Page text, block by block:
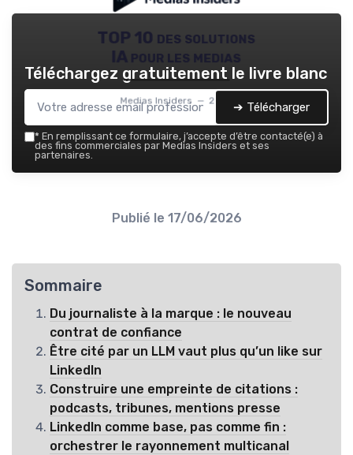
TOP 10 des solutions
IA pour les medias
Medias Insiders — 2026
Téléchargez gratuitement le livre blanc
➔ Télécharger
* En remplissant ce formulaire, j’accepte d’être contacté(e) à
des fins commerciales par Medias Insiders et ses
partenaires.
Publié le 17/06/2026
Sommaire
Du journaliste à la marque : le nouveau
contrat de confiance
Être cité par un LLM vaut plus qu’un like sur
LinkedIn
Construire une empreinte de citations :
podcasts, tribunes, mentions presse
LinkedIn comme base, pas comme fin :
orchestrer le rayonnement multicanal